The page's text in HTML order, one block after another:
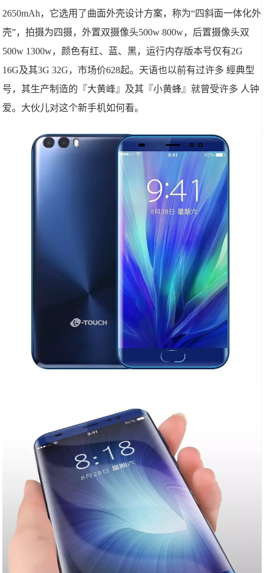
2650mAh，它选用了曲面外壳设计方案，称为“四斜面一体化外
壳”，拍摄为四摄，外置双摄像头500w 800w，后置摄像头双
500w 1300w，颜色有红、蓝、黑，运行内存版本号仅有2G
16G及其3G 32G，市场价628起。天语也以前有过许多 經典型
号，其生产制造的『大黄峰』及其『小黄蜂』就曾受许多 人钟
爱。大伙儿对这个新手机如何看。